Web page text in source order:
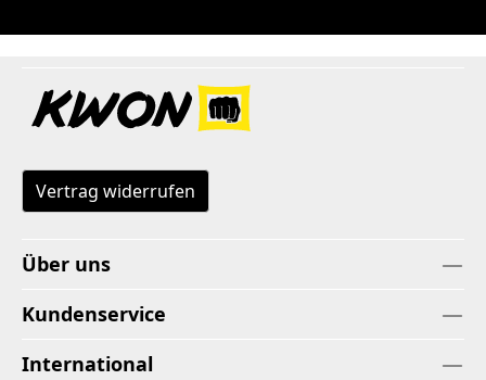
Vertrag widerrufen
Über uns
Kundenservice
International